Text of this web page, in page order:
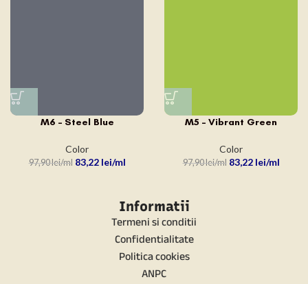
M6 – Steel Blue
Color
97,90lei 83,22 lei
M5 – Vibrant Green
Color
97,90lei 83,22 lei
Informatii
Termeni si conditii
Confidentialitate
Politica cookies
ANPC